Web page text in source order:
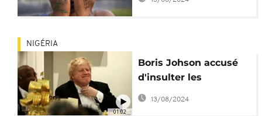
01:02
NIGÉRIA
Boris Johson accusé
d'insulter les
Nigérians
13/08/2024